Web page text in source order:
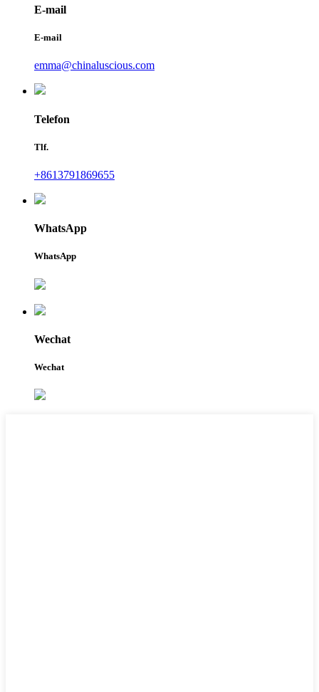
E-mail
E-mail
emma@chinaluscious.com
Telefon
Tlf.
+8613791869655
WhatsApp
WhatsApp
Wechat
Wechat